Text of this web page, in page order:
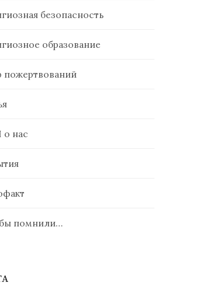
безопасность
образование
пожертвований
нас
помнили…